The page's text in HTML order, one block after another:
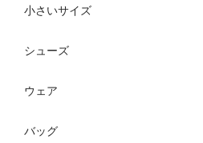
小さいサイズ
シューズ
ウェア
バッグ